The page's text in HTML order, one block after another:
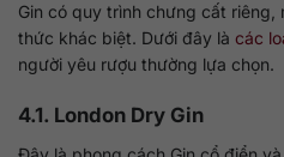
Gin có quy trình chưng cất riêng,
thức khác biệt. Dưới đây là các
người yêu rượu thường lựa chọn.
4.1. London Dry Gin